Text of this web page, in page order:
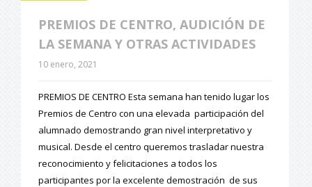
PREMIOS DE CENTRO, AUDICIÓN DE
LA SEMANA Y OTRAS ACTIVIDADES
10 enero, 2021
PREMIOS DE CENTRO Esta semana han tenido lugar los
Premios de Centro con una elevada participación del
alumnado demostrando gran nivel interpretativo y
musical. Desde el centro queremos trasladar nuestra
reconocimiento y felicitaciones a todos los
participantes por la excelente demostración de sus